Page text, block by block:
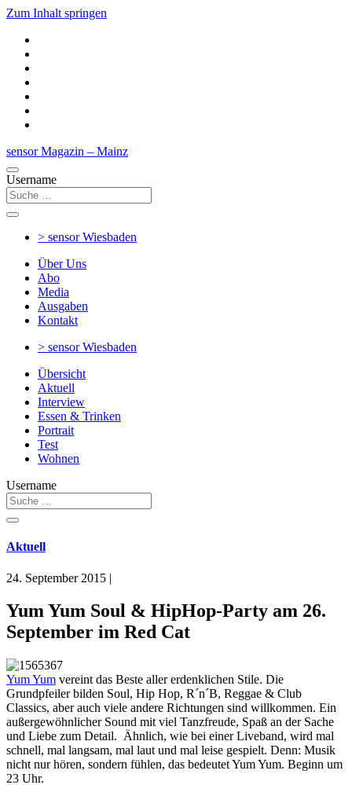
Zum Inhalt springen
sensor Magazin – Mainz
Username
> sensorWiesbaden
Über Uns
Abo
Media
Ausgaben
Kontakt
> sensorWiesbaden
Übersicht
Aktuell
Interview
Essen & Trinken
Portrait
Test
Wohnen
Username
Aktuell
24. September 2015 |
Yum Yum Soul & HipHop-Party am 26.
September im Red Cat
Yum Yum vereint das Beste aller erdenklichen Stile. Die
Grundpfeiler bilden Soul, Hip Hop, R´n´B, Reggae & Club
Classics, aber auch viele andere Richtungen sind willkommen. Ein
außergewöhnlicher Sound mit viel Tanzfreude, Spaß an der Sache
und Liebe zum Detail. Ähnlich, wie bei einer Liveband, wird mal
schnell, mal langsam, mal laut und mal leise gespielt. Denn: Musik
nicht nur hören, sondern fühlen, das bedeutet Yum Yum. Beginn um
23 Uhr.